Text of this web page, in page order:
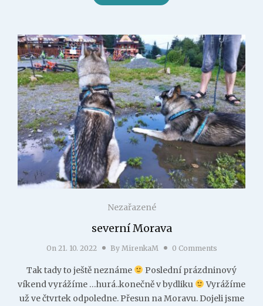
Nezařazené
severní Morava
On 21. 10. 2022 By MirenkaM 0 Comments
Tak tady to ještě neznáme
Poslední prázdninový
víkend vyrážíme …hurá..konečně v bydliku
Vyrážíme
už ve čtvrtek odpoledne. Přesun na Moravu. Dojeli jsme